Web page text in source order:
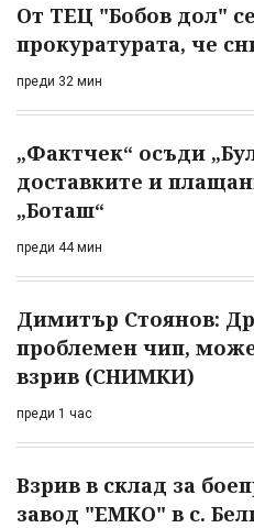
От ТЕЦ "Бобов дол"
прокуратурата, че
преди 32 мин
„Фактчек“ осъди
доставките и
„Боташ“
преди 44 мин
Димитър Стоянов:
проблемен чип,
взрив (СНИМКИ)
преди 1 час
Взрив в склад за
завод "ЕМКО" в с.